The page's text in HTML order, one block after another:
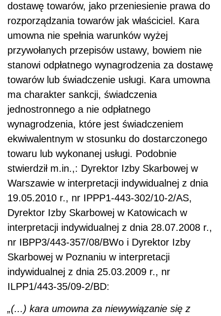
dostawę towarów, jako przeniesienie prawa do
rozporządzania towarów jak właściciel. Kara
umowna nie spełnia warunków wyżej
przywołanych przepisów ustawy, bowiem nie
stanowi odpłatnego wynagrodzenia za dostawę
towarów lub świadczenie usługi. Kara umowna
ma charakter sankcji, świadczenia
jednostronnego a nie odpłatnego
wynagrodzenia, które jest świadczeniem
ekwiwalentnym w stosunku do dostarczonego
towaru lub wykonanej usługi. Podobnie
stwierdził m.in.,: Dyrektor Izby Skarbowej w
Warszawie w interpretacji indywidualnej z dnia
19.05.2010 r., nr IPPP1-443-302/10-2/AS,
Dyrektor Izby Skarbowej w Katowicach w
interpretacji indywidualnej z dnia 28.07.2008 r.,
nr IBPP3/443-357/08/BWo i Dyrektor Izby
Skarbowej w Poznaniu w interpretacji
indywidualnej z dnia 25.03.2009 r., nr
ILPP1/443-35/09-2/BD:
„(...) kara umowna za niewywiązanie się z